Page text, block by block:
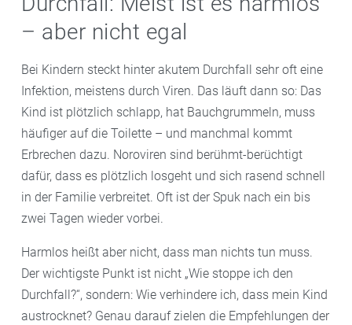
– aber nicht egal
Bei Kindern steckt hinter akutem Durchfall sehr oft eine
Infektion, meistens durch Viren. Das läuft dann so: Das
Kind ist plötzlich schlapp, hat Bauchgrummeln, muss
häufiger auf die Toilette – und manchmal kommt
Erbrechen dazu. Noroviren sind berühmt-berüchtigt
dafür, dass es plötzlich losgeht und sich rasend schnell
in der Familie verbreitet. Oft ist der Spuk nach ein bis
zwei Tagen wieder vorbei.
Harmlos heißt aber nicht, dass man nichts tun muss.
Der wichtigste Punkt ist nicht „Wie stoppe ich den
Durchfall?“, sondern: Wie verhindere ich, dass mein Kind
austrocknet? Genau darauf zielen die Empfehlungen der